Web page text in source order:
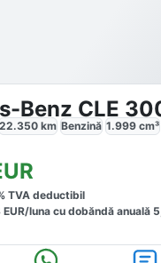
22.350 km Benzină 1.999 cm³
TVA deductibil
EUR/luna cu dobăndă anuală